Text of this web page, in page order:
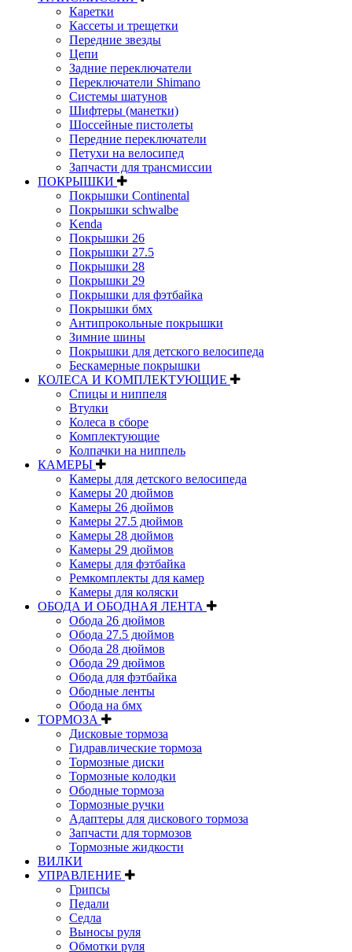
Каретки
Кассеты и трещетки
Передние звезды
Цепи
Задние переключатели
Переключатели Shimano
Системы шатунов
Шифтеры (манетки)
Шоссейные пистолеты
Передние переключатели
Петухи на велосипед
Запчасти для трансмиссии
ПОКРЫШКИ
Покрышки Continental
Покрышки schwalbe
Kenda
Покрышки 26
Покрышки 27.5
Покрышки 28
Покрышки 29
Покрышки для фэтбайка
Покрышки бмх
Антипрокольные покрышки
Зимние шины
Покрышки для детского велосипеда
Бескамерные покрышки
КОЛЕСА И КОМПЛЕКТУЮЩИЕ
Спицы и ниппеля
Втулки
Колеса в сборе
Комплектующие
Колпачки на ниппель
КАМЕРЫ
Камеры для детского велосипеда
Камеры 20 дюймов
Камеры 26 дюймов
Камеры 27.5 дюймов
Камеры 28 дюймов
Камеры 29 дюймов
Камеры для фэтбайка
Ремкомплекты для камер
Камеры для коляски
ОБОДА И ОБОДНАЯ ЛЕНТА
Обода 26 дюймов
Обода 27.5 дюймов
Обода 28 дюймов
Обода 29 дюймов
Обода для фэтбайка
Ободные ленты
Обода на бмх
ТОРМОЗА
Дисковые тормоза
Гидравлические тормоза
Тормозные диски
Тормозные колодки
Ободные тормоза
Тормозные ручки
Адаптеры для дискового тормоза
Запчасти для тормозов
Тормозные жидкости
ВИЛКИ
УПРАВЛЕНИЕ
Грипсы
Педали
Седла
Выносы руля
Обмотки руля